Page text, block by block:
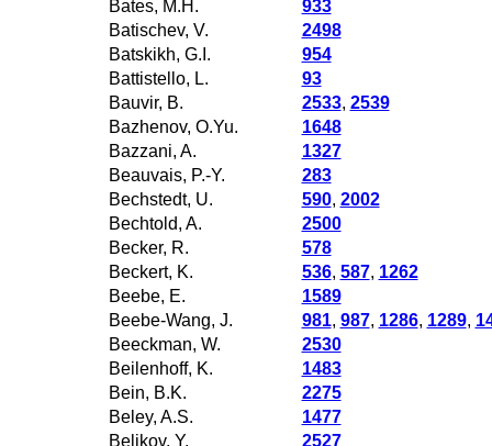
Bates, M.H.
933
Batischev, V.
2498
Batskikh, G.I.
954
Battistello, L.
93
Bauvir, B.
2533, 2539
Bazhenov, O.Yu.
1648
Bazzani, A.
1327
Beauvais, P.-Y.
283
Bechstedt, U.
590, 2002
Bechtold, A.
2500
Becker, R.
578
Beckert, K.
536, 587, 1262
Beebe, E.
1589
Beebe-Wang, J.
981, 987, 1286, 1289,
Beeckman, W.
2530
Beilenhoff, K.
1483
Bein, B.K.
2275
Beley, A.S.
1477
Belikov, Y.
2527